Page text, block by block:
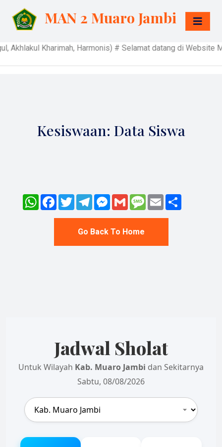
MAN 2 Muaro Jambi
Kharimah, Harmonis) # Selamat datang di Website
Kesiswaan: Data Siswa
WhatsAppFacebook
TwitterTelegramMessenger
Gmail Message
Email
Go Back To Home
Jadwal Sholat
Untuk Wilayah Kab. Muaro Jambi dan Sekitarnya
Sabtu, 08/08/2026